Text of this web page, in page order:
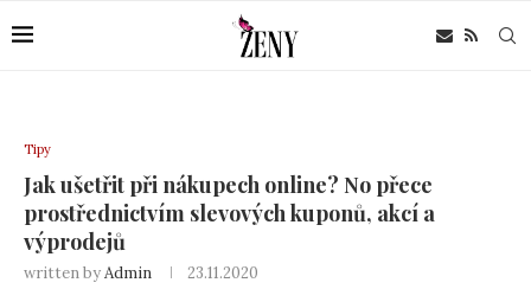
Tipy
Jak ušetřit při nákupech online? No přece
prostřednictvím slevových kuponů, akcí a
výprodejů
written byAdmin 23.11.2020